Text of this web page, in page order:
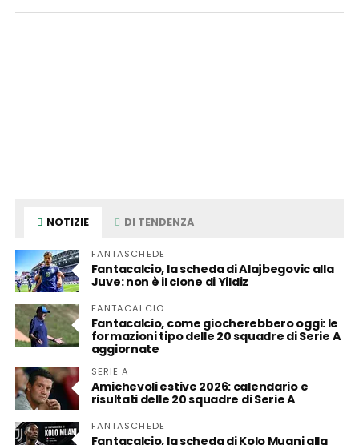
NOTIZIE DI TENDENZA
FANTASCHEDE
Fantacalcio, la scheda di Alajbegovic alla
Juve: non è il clone di Yildiz
FANTACALCIO
Fantacalcio, come giocherebbero oggi: le
formazioni tipo delle 20 squadre di Serie A
aggiornate
SERIE A
Amichevoli estive 2026: calendario e
risultati delle 20 squadre di Serie A
FANTASCHEDE
Fantacalcio, la scheda di Kolo Muani alla